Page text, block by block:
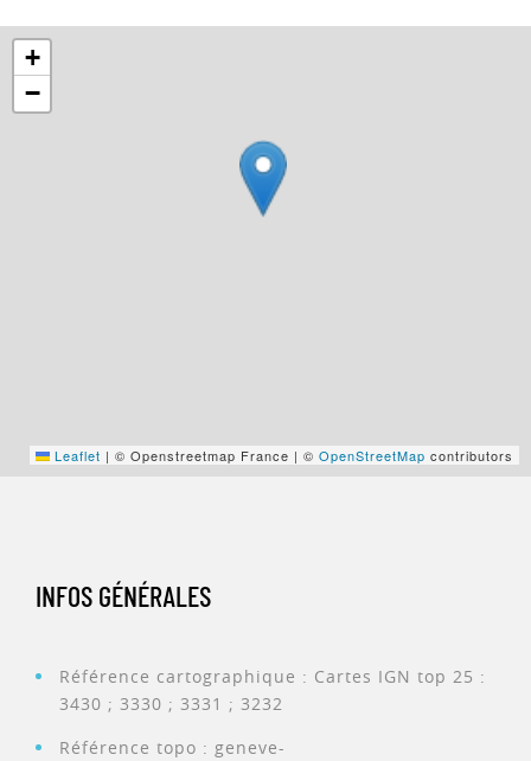
+
−
Leaflet | © Openstreetmap France | © OpenStreetMap contributors
INFOS GÉNÉRALES
Référence cartographique : Cartes IGN top 25 :
3430 ; 3330 ; 3331 ; 3232
Référence topo : geneve-